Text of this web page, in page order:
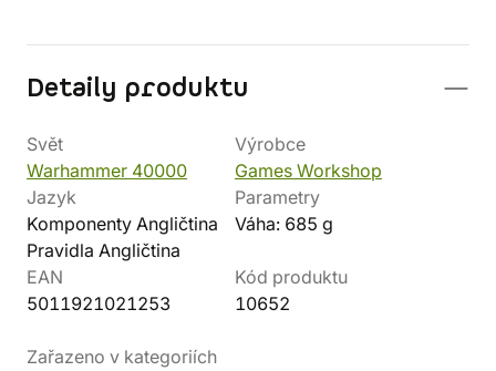
Detaily produktu
Svět
Warhammer 40000
Výrobce
Games Workshop
Jazyk
Komponenty Angličtina
Pravidla Angličtina
Parametry
Váha: 685 g
EAN
5011921021253
Kód produktu
10652
Zařazeno v kategoriích